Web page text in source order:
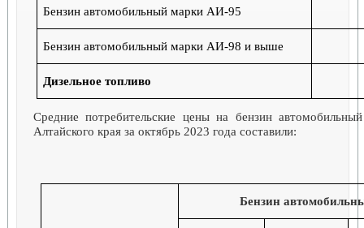
Бензин автомобильный марки АИ-95
Бензин автомобильный марки АИ-98 и выше
Дизельное топливо
Средние потребительские цены на бензин
Алтайского края за октябрь 2023 года составили:
Бензин